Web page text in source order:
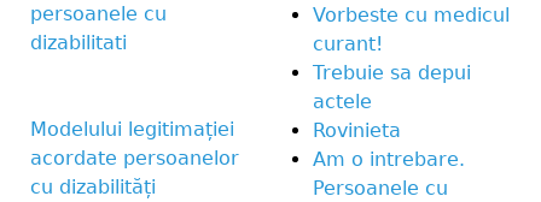
persoanele cu
dizabilitati
Modelului legitimației
acordate persoanelor
cu dizabilități
Vorbeste cu medicul
curant!
Trebuie sa depui
actele
Rovinieta
Am o intrebare.
Persoanele cu